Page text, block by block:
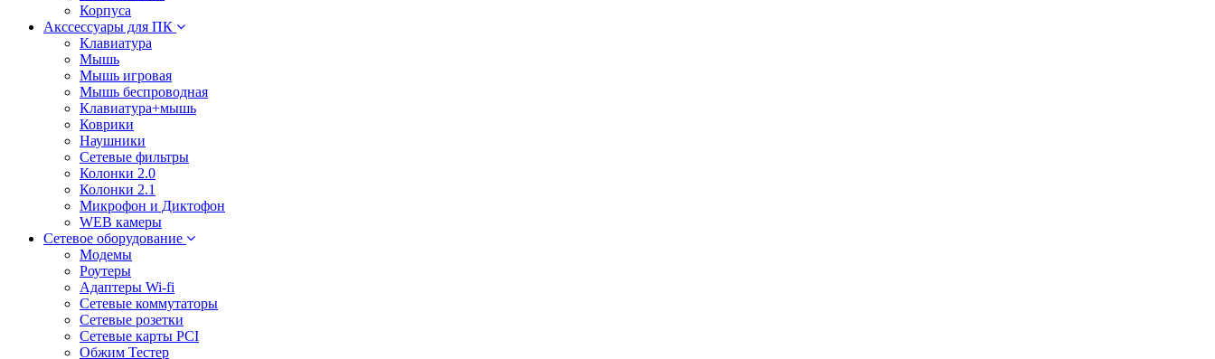
Корпуса
Акссессуары для ПК
Клавиатура
Мышь
Мышь игровая
Мышь беспроводная
Клавиатура+мышь
Коврики
Наушники
Сетевые фильтры
Колонки 2.0
Колонки 2.1
Микрофон и Диктофон
WEB камеры
Сетевое оборудование
Модемы
Роутеры
Адаптеры Wi-fi
Сетевые коммутаторы
Сетевые розетки
Сетевые карты PCI
Обжим Тестер